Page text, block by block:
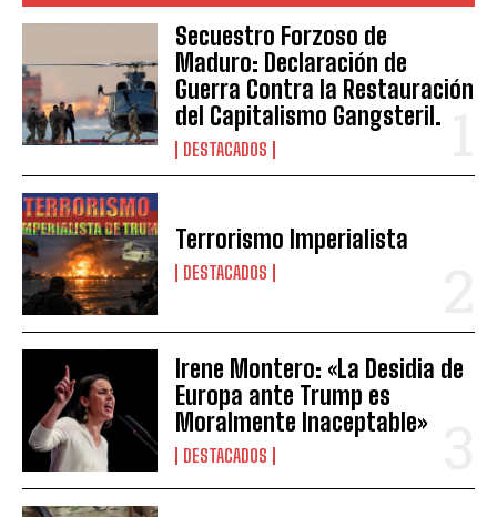
Secuestro Forzoso de
Maduro: Declaración de
Guerra Contra la Restauración
del Capitalismo Gangsteril.
DESTACADOS
Terrorismo Imperialista
DESTACADOS
Irene Montero: «La Desidia de
Europa ante Trump es
Moralmente Inaceptable»
DESTACADOS